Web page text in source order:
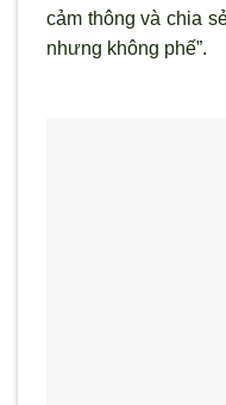
cảm thông và chia
nhưng không phế”.